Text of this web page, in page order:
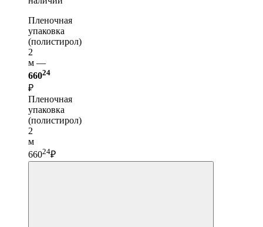
Пленочная
упаковка
(полистирол)
2
м —
66024
₽
Пленочная
упаковка
(полистирол)
2
м
66024₽